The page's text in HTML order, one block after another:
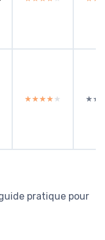
★★★★★
★★★★★
pratique pour